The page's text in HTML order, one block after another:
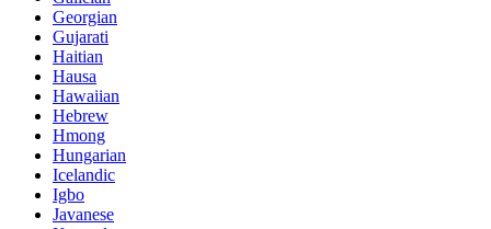
Georgian
Gujarati
Haitian
Hausa
Hawaiian
Hebrew
Hmong
Hungarian
Icelandic
Igbo
Javanese